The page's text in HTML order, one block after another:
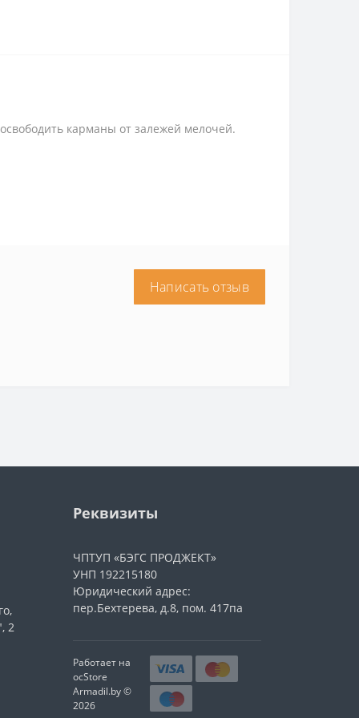
карманы от залежей мелочей.
Написать отзыв
2
Реквизиты
ЧПТУП «БЭГС ПРОДЖЕКТ»
УНП 192215180
Юридический адрес:
пер.Бехтерева, д.8, пом. 417па
Работает на
ocStore
Armadil.by ©
2026